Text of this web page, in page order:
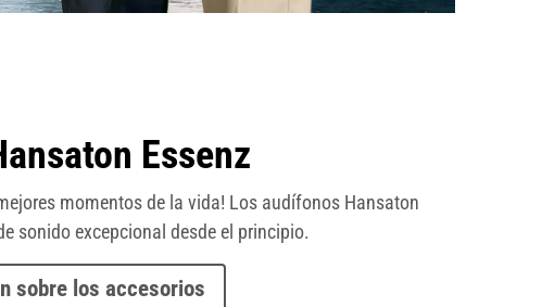
Essenz
momentos de la vida! Los audífonos Hansaton
sonido excepcional desde el principio.
sobre los accesorios